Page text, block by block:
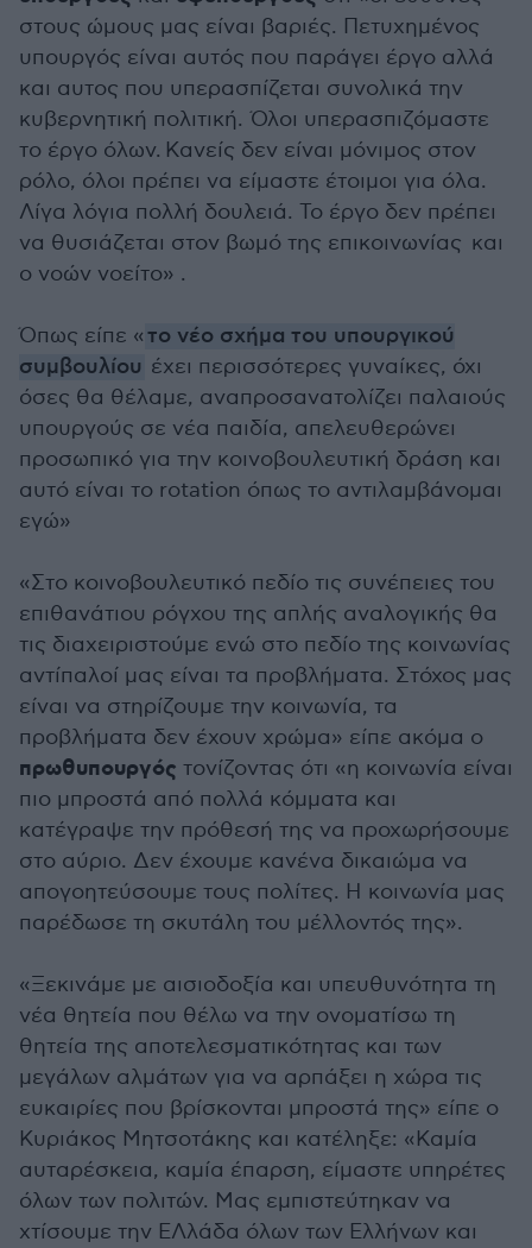
στους ώμους μας είναι βαριές. Πετυχημένος
υπουργός είναι αυτός που παράγει έργο αλλά
και αυτος που υπερασπίζεται συνολικά την
κυβερνητική πολιτική. Όλοι υπερασπιζόμαστε
το έργο όλων. Κανείς δεν είναι μόνιμος στον
ρόλο, όλοι πρέπει να είμαστε έτοιμοι για όλα.
Λίγα λόγια πολλή δουλειά. Το έργο δεν πρέπει
να θυσιάζεται στον βωμό της επικοινωνίας και
ο νοών νοείτο» .
Όπως είπε «το νέο σχήμα του υπουργικού
συμβουλίου έχει περισσότερες γυναίκες, όχι
όσες θα θέλαμε, αναπροσανατολίζει παλαιούς
υπουργούς σε νέα παιδία, απελευθερώνει
προσωπικό για την κοινοβουλευτική δράση και
αυτό είναι το rotation όπως το αντιλαμβάνομαι
εγώ»
«Στο κοινοβουλευτικό πεδίο τις συνέπειες του
επιθανάτιου ρόγχου της απλής αναλογικής θα
τις διαχειριστούμε ενώ στο πεδίο της κοινωνίας
αντίπαλοί μας είναι τα προβλήματα. Στόχος μας
είναι να στηρίζουμε την κοινωνία, τα
προβλήματα δεν έχουν χρώμα» είπε ακόμα ο
πρωθυπουργός τονίζοντας ότι «η κοινωνία είναι
πιο μπροστά από πολλά κόμματα και
κατέγραψε την πρόθεσή της να προχωρήσουμε
στο αύριο. Δεν έχουμε κανένα δικαιώμα να
απογοητεύσουμε τους πολίτες. Η κοινωνία μας
παρέδωσε τη σκυτάλη του μέλλοντός της».
«Ξεκινάμε με αισιοδοξία και υπευθυνότητα τη
νέα θητεία που θέλω να την ονοματίσω τη
θητεία της αποτελεσματικότητας και των
μεγάλων αλμάτων για να αρπάξει η χώρα τις
ευκαιρίες που βρίσκονται μπροστά της» είπε ο
Κυριάκος Μητσοτάκης και κατέληξε: «Καμία
αυταρέσκεια, καμία έπαρση, είμαστε υπηρέτες
όλων των πολιτών. Μας εμπιστεύτηκαν να
χτίσουμε την ΕΛλάδα όλων των Ελλήνων και